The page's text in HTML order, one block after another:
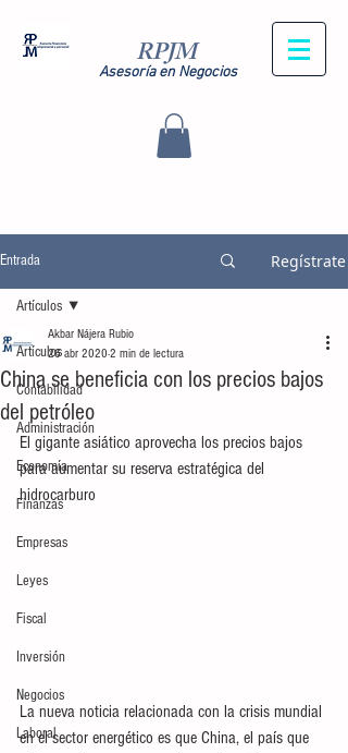
RPJM
Asesoría en Negocios
Entrada Regístrate
Artículos
Contabilidad
Administración
Economía
Finanzas
Empresas
Leyes
Fiscal
Inversión
Negocios
Laboral
Artículos
China se beneficia con los precios bajos
del petróleo
Akbar Nájera Rubio
26 abr 2020 2 min de lectura
El gigante asiático aprovecha los precios bajos
para aumentar su reserva estratégica del
hidrocarburo
La nueva noticia relacionada con la crisis mundial
en el sector energético es que China, el país que